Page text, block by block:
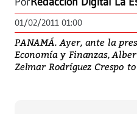
01/02/2011 01:00
PANAMÁ. Ayer, ante la
Economía y Finanzas,
Zelmar Rodríguez Crespo